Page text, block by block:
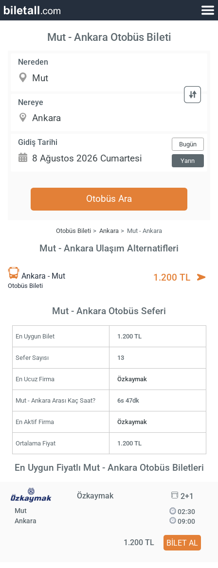
Mut - Ankara Otobüs Bileti
Nereden
Nereye
Gidiş Tarihi Bugün
Yarın
Otobüs Ara
Otobüs Bileti Ankara Mut - Ankara
Mut - Ankara Ulaşım Alternatifleri
Ankara - Mut
Otobüs Bileti
1.200 TL
Mut - Ankara Otobüs Seferi
En Uygun Bilet 1.200 TL
Sefer Sayısı 13
En Ucuz Firma Özkaymak
Mut - Ankara Arası Kaç Saat? 6s 47dk
En Aktif Firma Özkaymak
Ortalama Fiyat 1.200 TL
En Uygun Fiyatlı Mut - Ankara Otobüs Biletleri
Özkaymak 2+1
Mut
Ankara
02:30
09:00
1.200 TL BİLET AL